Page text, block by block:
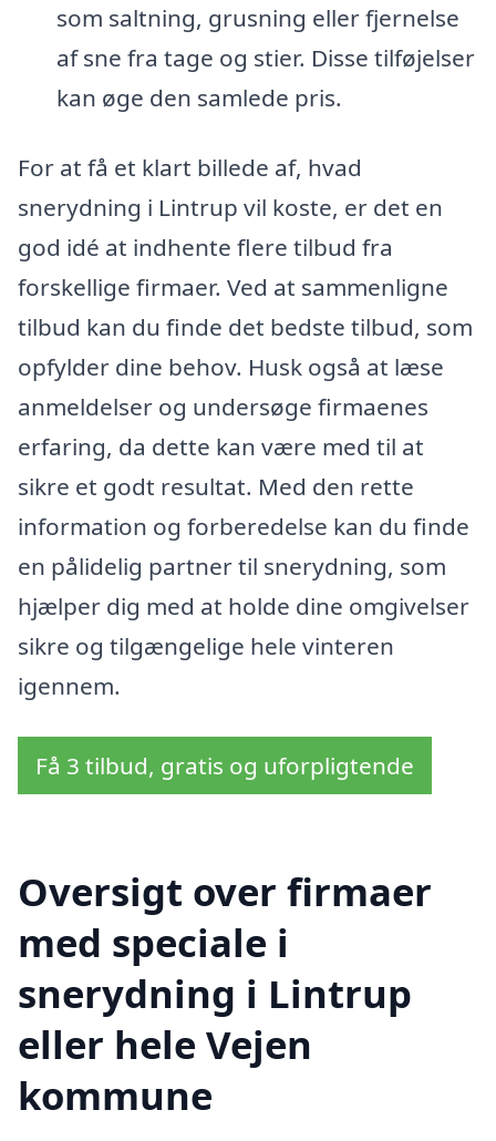
som saltning, grusning eller fjernelse
af sne fra tage og stier. Disse tilføjelser
kan øge den samlede pris.
For at få et klart billede af, hvad
snerydning i Lintrup vil koste, er det en
god idé at indhente flere tilbud fra
forskellige firmaer. Ved at sammenligne
tilbud kan du finde det bedste tilbud, som
opfylder dine behov. Husk også at læse
anmeldelser og undersøge firmaenes
erfaring, da dette kan være med til at
sikre et godt resultat. Med den rette
information og forberedelse kan du finde
en pålidelig partner til snerydning, som
hjælper dig med at holde dine omgivelser
sikre og tilgængelige hele vinteren
igennem.
Få 3 tilbud, gratis og uforpligtende
Oversigt over firmaer
med speciale i
snerydning i Lintrup
eller hele Vejen
kommune